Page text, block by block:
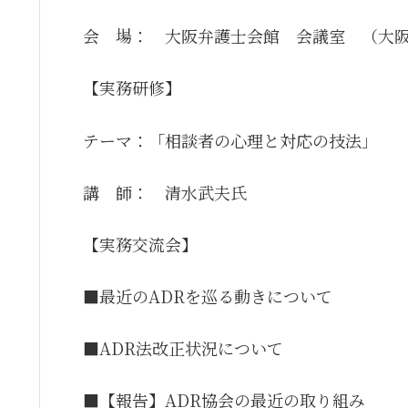
会 場： 大阪弁護士会館 会議室 （大阪
【実務研修】
テーマ：「相談者の心理と対応の技法」
講 師： 清水武夫氏
【実務交流会】
■最近のADRを巡る動きについて
■ADR法改正状況について
■【報告】ADR協会の最近の取り組み